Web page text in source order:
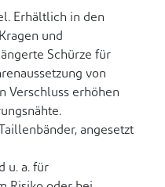
Erhältlich in den
und
Schürze für
von
Verschluss erhöhen
angesetzt
u. a. für